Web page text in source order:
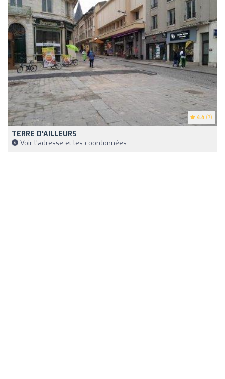
4.4 (7)
TERRE D'AILLEURS
Voir l'adresse et les coordonnées